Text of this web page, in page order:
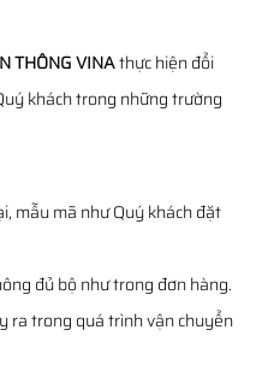
THÔNG VINAthực hiện đổi
khách trong những trường
mẫu mã như Quý khách đặt
đủ bộ như trong đơn hàng.
ra trong quá trình vận chuyển